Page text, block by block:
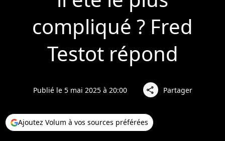
compliqué ? Fred
Testot répond
Publié le 5 mai 2025 à 20:00 share Partager
Ajoutez Volum à vos sources préférées